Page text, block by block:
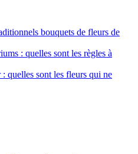
bouquets de fleurs de
: quelles sont les règles à
quelles sont les fleurs qui ne